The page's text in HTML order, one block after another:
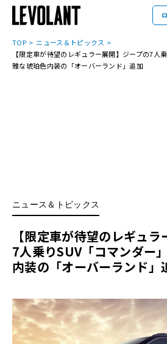
TOP
ニュース＆トピックス
【限定車が待望のレギュラー展開】ジープの7人
雅な琥珀色内装の「オーバーランド」追加
ニュース＆トピックス
【限定車が待望のレギュ
7人乗りSUV「コマンダー
内装の「オーバーランド」